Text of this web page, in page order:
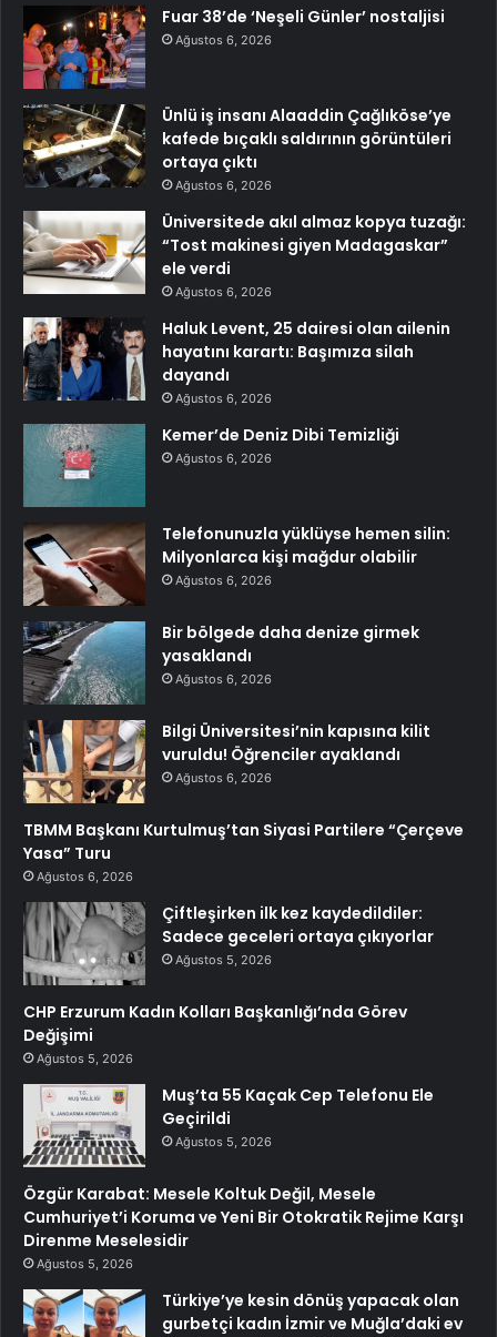
Fuar 38’de ‘Neşeli Günler’ nostaljisi
Ağustos 6, 2026
Ünlü iş insanı Alaaddin Çağlıköse’ye
kafede bıçaklı saldırının görüntüleri
ortaya çıktı
Ağustos 6, 2026
Üniversitede akıl almaz kopya tuzağı:
“Tost makinesi giyen Madagaskar”
ele verdi
Ağustos 6, 2026
Haluk Levent, 25 dairesi olan ailenin
hayatını karartı: Başımıza silah
dayandı
Ağustos 6, 2026
Kemer’de Deniz Dibi Temizliği
Ağustos 6, 2026
Telefonunuzla yüklüyse hemen silin:
Milyonlarca kişi mağdur olabilir
Ağustos 6, 2026
Bir bölgede daha denize girmek
yasaklandı
Ağustos 6, 2026
Bilgi Üniversitesi’nin kapısına kilit
vuruldu! Öğrenciler ayaklandı
Ağustos 6, 2026
TBMM Başkanı Kurtulmuş’tan Siyasi Partilere “Çerçeve
Yasa” Turu
Ağustos 6, 2026
Çiftleşirken ilk kez kaydedildiler:
Sadece geceleri ortaya çıkıyorlar
Ağustos 5, 2026
CHP Erzurum Kadın Kolları Başkanlığı’nda Görev
Değişimi
Ağustos 5, 2026
Muş’ta 55 Kaçak Cep Telefonu Ele
Geçirildi
Ağustos 5, 2026
Özgür Karabat: Mesele Koltuk Değil, Mesele
Cumhuriyet’i Koruma ve Yeni Bir Otokratik Rejime Karşı
Direnme Meselesidir
Ağustos 5, 2026
Türkiye’ye kesin dönüş yapacak olan
gurbetçi kadın İzmir ve Muğla’daki ev